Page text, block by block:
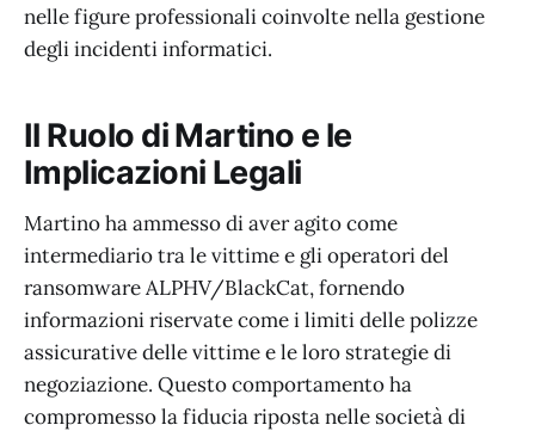
nelle figure professionali coinvolte nella gestione
degli incidenti informatici.
Il Ruolo di Martino e le
Implicazioni Legali
Martino ha ammesso di aver agito come
intermediario tra le vittime e gli operatori del
ransomware ALPHV/BlackCat, fornendo
informazioni riservate come i limiti delle polizze
assicurative delle vittime e le loro strategie di
negoziazione. Questo comportamento ha
compromesso la fiducia riposta nelle società di